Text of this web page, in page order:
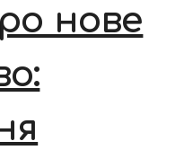
нове